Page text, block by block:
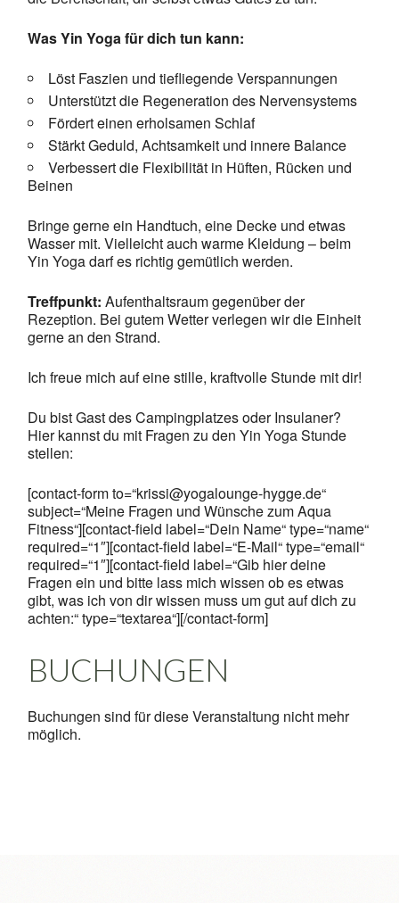
Was Yin Yoga für dich tun kann:
Löst Faszien und tiefliegende Verspannungen
Unterstützt die Regeneration des Nervensystems
Fördert einen erholsamen Schlaf
Stärkt Geduld, Achtsamkeit und innere Balance
Verbessert die Flexibilität in Hüften, Rücken und
Beinen
Bringe gerne ein Handtuch, eine Decke und etwas
Wasser mit. Vielleicht auch warme Kleidung – beim
Yin Yoga darf es richtig gemütlich werden.
Treffpunkt: Aufenthaltsraum gegenüber der
Rezeption. Bei gutem Wetter verlegen wir die Einheit
gerne an den Strand.
Ich freue mich auf eine stille, kraftvolle Stunde mit dir!
Du bist Gast des Campingplatzes oder Insulaner?
Hier kannst du mit Fragen zu den Yin Yoga Stunde
stellen:
[contact-form to=“krissi@yogalounge-hygge.de“
subject=“Meine Fragen und Wünsche zum Aqua
Fitness“][contact-field label=“Dein Name“ type=“name“
required=“1″][contact-field label=“E-Mail“ type=“email“
required=“1″][contact-field label=“Gib hier deine
Fragen ein und bitte lass mich wissen ob es etwas
gibt, was ich von dir wissen muss um gut auf dich zu
achten:“ type=“textarea“][/contact-form]
BUCHUNGEN
Buchungen sind für diese Veranstaltung nicht mehr
möglich.